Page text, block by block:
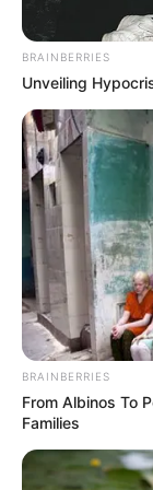
BRAINBERRIES
Unveiling
BRAINBERRIES
From Albinos To
Families